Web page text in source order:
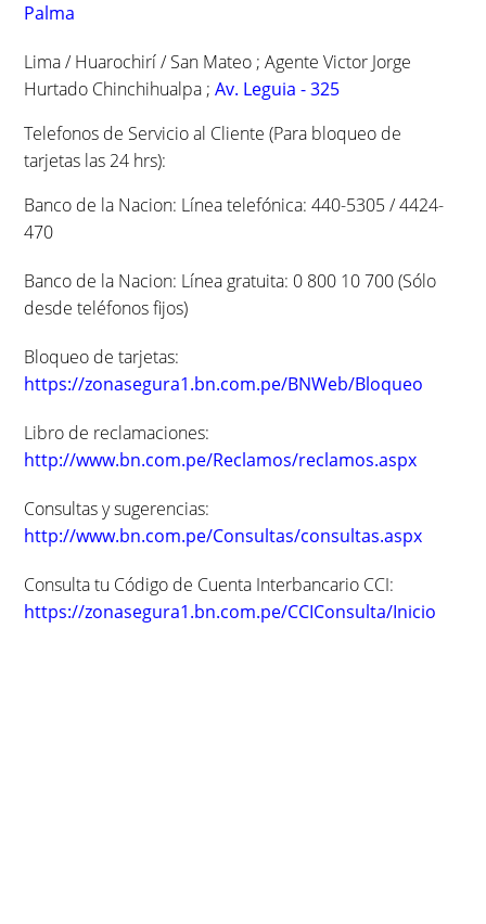
Palma
Lima / Huarochirí / San Mateo ; Agente Victor Jorge
Hurtado Chinchihualpa ;Av. Leguia - 325
Telefonos de Servicio al Cliente (Para bloqueo de
tarjetas las 24 hrs):
Banco de la Nacion: Línea telefónica: 440-5305 / 4424-
470
Banco de la Nacion: Línea gratuita: 0 800 10 700 (Sólo
desde teléfonos fijos)
Bloqueo de tarjetas:
https://zonasegura1.bn.com.pe/BNWeb/Bloqueo
Libro de reclamaciones:
http://www.bn.com.pe/Reclamos/reclamos.aspx
Consultas y sugerencias:
http://www.bn.com.pe/Consultas/consultas.aspx
Consulta tu Código de Cuenta Interbancario CCI:
https://zonasegura1.bn.com.pe/CCIConsulta/Inicio